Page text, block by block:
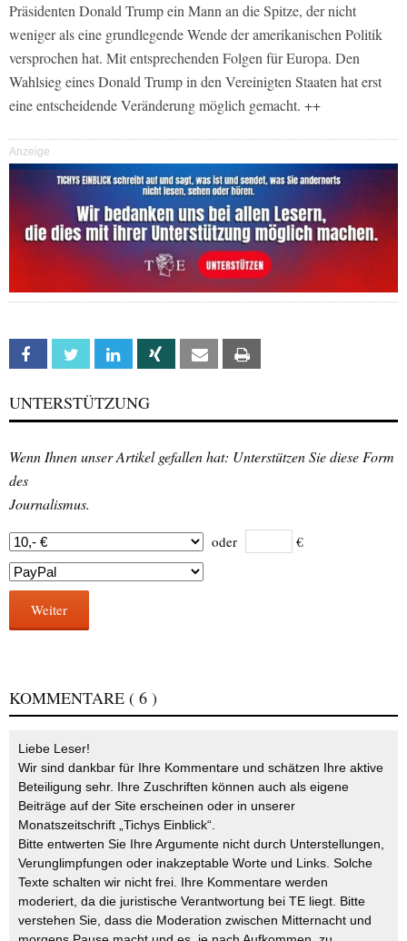
Präsidenten Donald Trump ein Mann an die Spitze, der nicht
weniger als eine grundlegende Wende der amerikanischen Politik
versprochen hat. Mit entsprechenden Folgen für Europa. Den
Wahlsieg eines Donald Trump in den Vereinigten Staaten hat erst
eine entscheidende Veränderung möglich gemacht. ++
Anzeige
Facebook Twitter Linkedin Xing Email
UNTERSTÜTZUNG
Wenn Ihnen unser Artikel gefallen hat: Unterstützen Sie diese Form
des
Journalismus.
oder €
Weiter
KOMMENTARE ( 6 )
Liebe Leser!
Wir sind dankbar für Ihre Kommentare und schätzen Ihre aktive
Beteiligung sehr. Ihre Zuschriften können auch als eigene
Beiträge auf der Site erscheinen oder in unserer
Monatszeitschrift „Tichys Einblick“.
Bitte entwerten Sie Ihre Argumente nicht durch Unterstellungen,
Verunglimpfungen oder inakzeptable Worte und Links. Solche
Texte schalten wir nicht frei. Ihre Kommentare werden
moderiert, da die juristische Verantwortung bei TE liegt. Bitte
verstehen Sie, dass die Moderation zwischen Mitternacht und